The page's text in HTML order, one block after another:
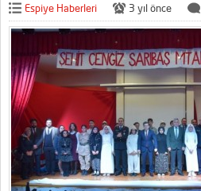
Espiye Haberleri 3 yıl önce